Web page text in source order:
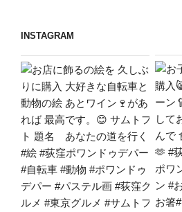
ン
INSTAGRAM